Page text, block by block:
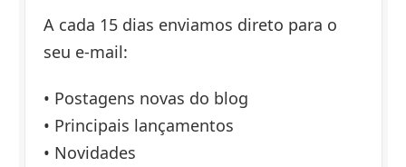
A cada 15 dias enviamos direto para o
seu e-mail:
• Postagens novas do blog
• Principais lançamentos
• Novidades